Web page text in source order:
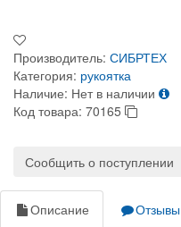
Производитель: СИБРТЕХ
Категория: рукоятка
Наличие: Нет в наличии
Код товара: 70165
Сообщить о поступлении
Описание
Отзывы